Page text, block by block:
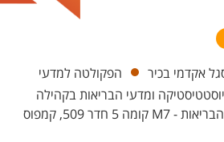
אקדמי בכיר
הפקולטה למדעי
ומדעי הבריאות בקהילה
בניין אריאל אליה למדעי הבריאות - M7 קומה 5 חדר 509, קמפוס